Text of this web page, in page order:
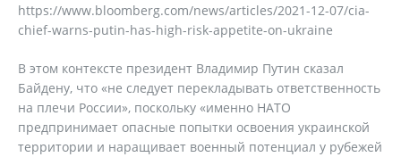
https://www.bloomberg.com/news/articles/2021-12-07/cia-
chief-warns-putin-has-high-risk-appetite-on-ukraine
В этом контексте президент Владимир Путин сказал
Байдену, что «не следует перекладывать ответственность
на плечи России», поскольку «именно НАТО
предпринимает опасные попытки освоения украинской
территории и наращивает военный потенциал у рубежей